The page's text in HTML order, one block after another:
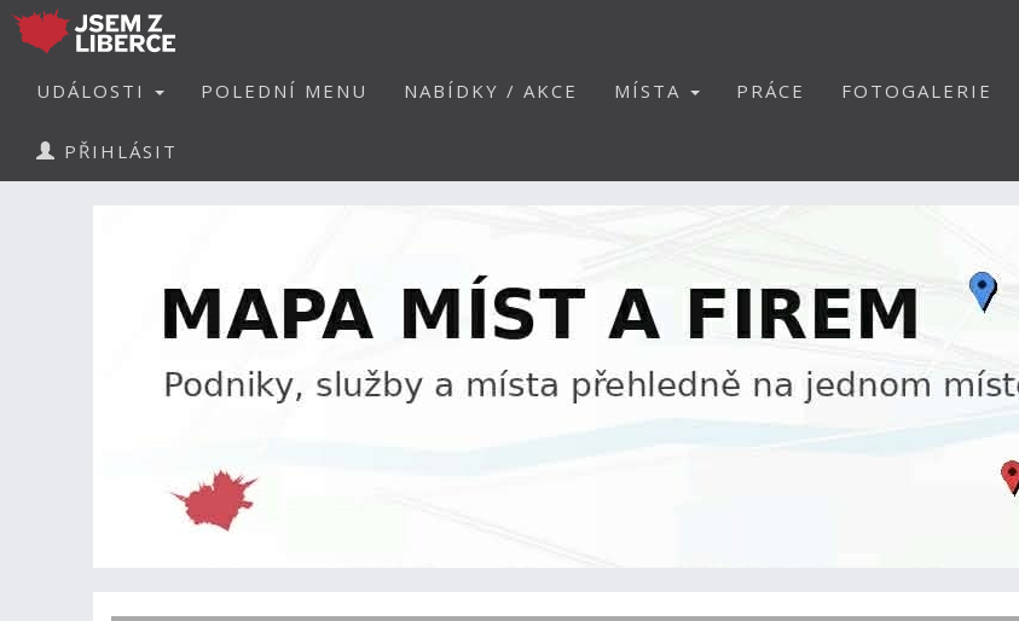
UDÁLOSTI POLEDNÍ MENU NABÍDKY / AKCE MÍSTA PRÁCE FOTOGALERIE
PŘIHLÁSIT